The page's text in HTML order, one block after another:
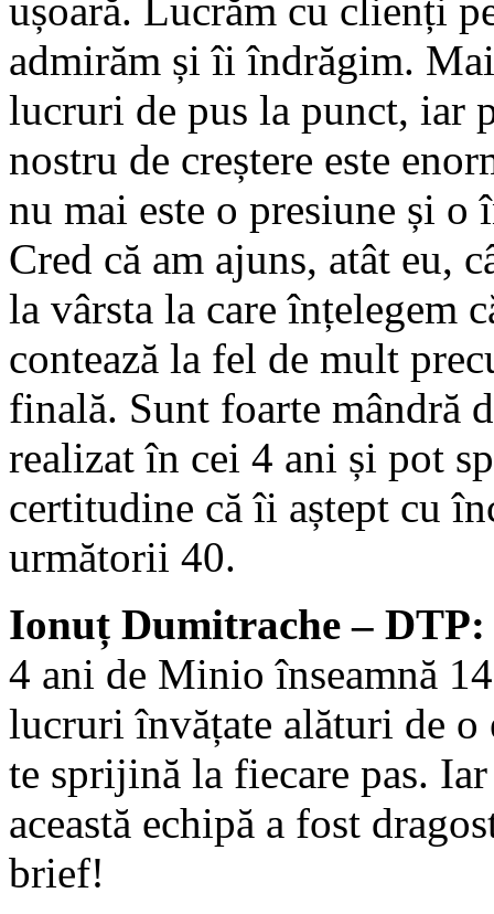
ușoară. Lucrăm cu clienți
admirăm și îi îndrăgim.
lucruri de pus la punct, iar
nostru de creștere este
nu mai este o presiune și o
Cred că am ajuns, atât eu,
la vârsta la care înțelegem
contează la fel de mult
finală. Sunt foarte mândră
realizat în cei 4 ani și pot
certitudine că îi aștept cu
următorii 40.
Ionuț Dumitrache – DTP:
4 ani de Minio înseamnă
lucruri învățate alături de o
te sprijină la fiecare pas.
această echipă a fost
brief!